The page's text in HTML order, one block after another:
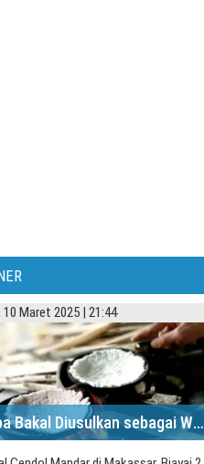
10 Maret 2025 | 21:44
Jepa Bakal Diusulkan sebagai Warisan Budaya UNESCO